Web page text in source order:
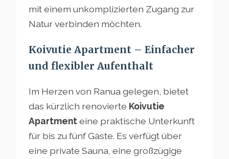
mit einem unkomplizierten Zugang zur
Natur verbinden möchten.
Koivutie Apartment – Einfacher
und flexibler Aufenthalt
Im Herzen von Ranua gelegen, bietet
das kürzlich renovierte Koivutie
Apartmenteine praktische Unterkunft
für bis zu fünf Gäste. Es verfügt über
eine private Sauna, eine großzügige